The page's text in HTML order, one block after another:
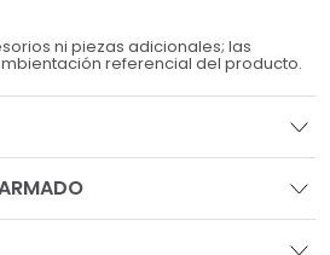
ni piezas adicionales; las
referencial del producto.